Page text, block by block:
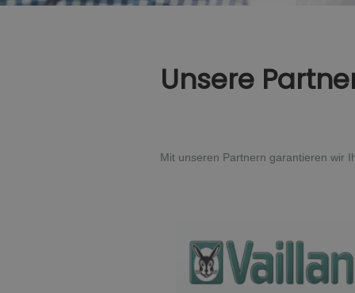
Unsere
Mit unseren Partnern garantieren wir